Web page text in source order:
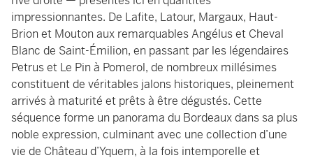
impressionnantes. De Lafite, Latour, Margaux, Haut-
Brion et Mouton aux remarquables Angélus et Cheval
Blanc de Saint-Émilion, en passant par les légendaires
Petrus et Le Pin à Pomerol, de nombreux millésimes
constituent de véritables jalons historiques, pleinement
arrivés à maturité et prêts à être dégustés. Cette
séquence forme un panorama du Bordeaux dans sa plus
noble expression, culminant avec une collection d’une
vie de Château d’Yquem, à la fois intemporelle et